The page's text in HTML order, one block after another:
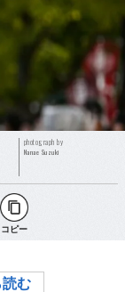
photograph by
Nanae Suzuki
コピー
む